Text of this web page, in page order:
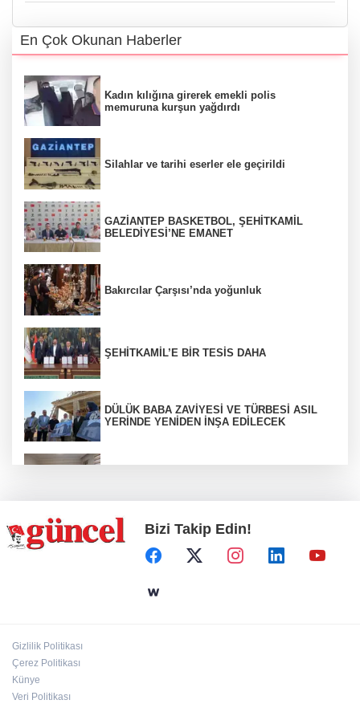
En Çok Okunan Haberler
Kadın kılığına girerek emekli polis
memuruna kurşun yağdırdı
Silahlar ve tarihi eserler ele geçirildi
GAZİANTEP BASKETBOL, ŞEHİTKAMİL
BELEDİYESİ’NE EMANET
Bakırcılar Çarşısı’nda yoğunluk
ŞEHİTKAMİL’E BİR TESİS DAHA
DÜLÜK BABA ZAVİYESİ VE TÜRBESİ ASIL
YERİNDE YENİDEN İNŞA EDİLECEK
Uyuşturucu ticaretinden aranıyordu
Bizi Takip Edin!
Gizlilik Politikası
Çerez Politikası
Künye
Veri Politikası